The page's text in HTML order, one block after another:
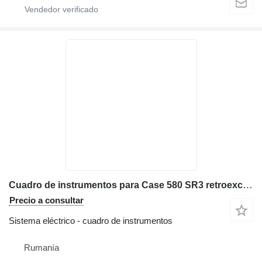
Cuadro de instrumentos para Case 580 SR3 retroexcavadora
Precio a consultar
Sistema eléctrico - cuadro de instrumentos
Rumanía